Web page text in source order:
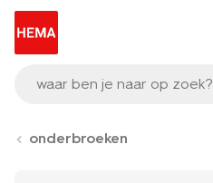
waar ben je naar op zoek?
onderbroeken